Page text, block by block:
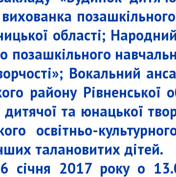
вихованка
області;
Вокальний
району Рівненської
та юнацької
освітньо-
талановитих дітей.
січня 2017 року о